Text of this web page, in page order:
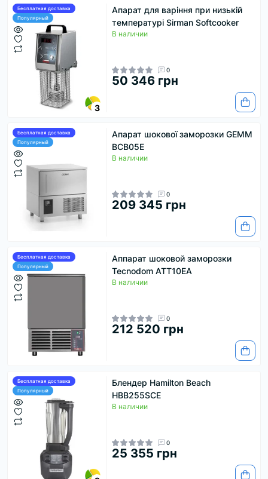
Бесплатная доставка
Популярный
3
Апарат для варіння при низькій
температурі Sirman Softcooker
В наличии
0
50 346 грн
Бесплатная доставка
Популярный
Апарат шокової заморозки GEMM
BCB05E
В наличии
0
209 345 грн
Бесплатная доставка
Популярный
Аппарат шоковой заморозки
Tecnodom ATT10EA
В наличии
0
212 520 грн
Бесплатная доставка
Популярный
Блендер Hamilton Beach
HBB255SCE
В наличии
0
25 355 грн